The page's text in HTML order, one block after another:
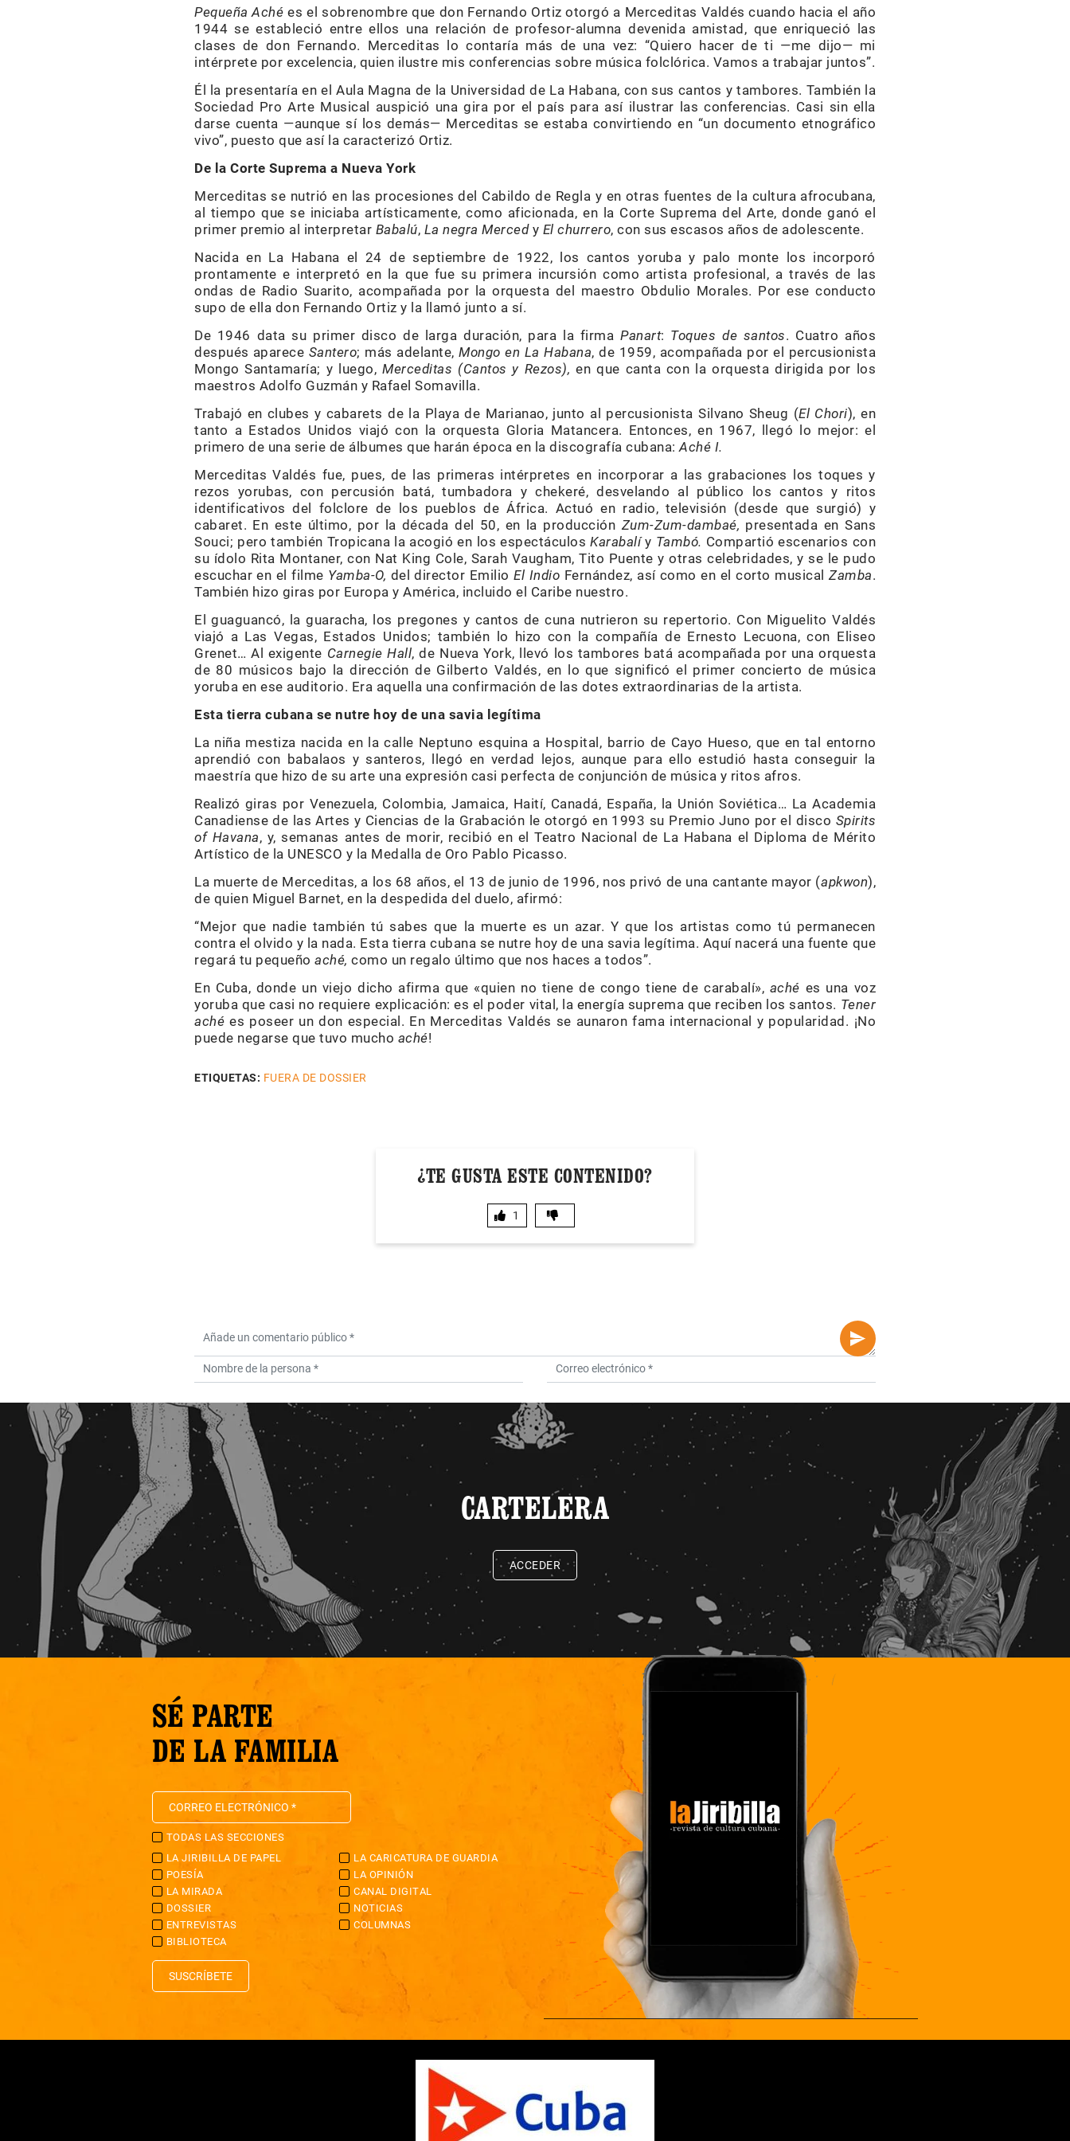
Pequeña Aché es el sobrenombre que don Fernando Ortiz otorgó a Merceditas Valdés cuando hacia el año
1944 se estableció entre ellos una relación de profesor-alumna devenida amistad, que enriqueció las
clases de don Fernando. Merceditas lo contaría más de una vez: “Quiero hacer de ti —me dijo— mi
intérprete por excelencia, quien ilustre mis conferencias sobre música folclórica. Vamos a trabajar juntos”.
Él la presentaría en el Aula Magna de la Universidad de La Habana, con sus cantos y tambores. También la
Sociedad Pro Arte Musical auspició una gira por el país para así ilustrar las conferencias. Casi sin ella
darse cuenta —aunque sí los demás— Merceditas se estaba convirtiendo en “un documento etnográfico
vivo”, puesto que así la caracterizó Ortiz.
De la Corte Suprema a Nueva York
Merceditas se nutrió en las procesiones del Cabildo de Regla y en otras fuentes de la cultura afrocubana,
al tiempo que se iniciaba artísticamente, como aficionada, en la Corte Suprema del Arte, donde ganó el
primer premio al interpretar Babalú, La negra Merced y El churrero, con sus escasos años de adolescente.
Nacida en La Habana el 24 de septiembre de 1922, los cantos yoruba y palo monte los incorporó
prontamente e interpretó en la que fue su primera incursión como artista profesional, a través de las
ondas de Radio Suarito, acompañada por la orquesta del maestro Obdulio Morales. Por ese conducto
supo de ella don Fernando Ortiz y la llamó junto a sí.
De 1946 data su primer disco de larga duración, para la firmaPanart: Toques de santos. Cuatro años
después aparece Santero; más adelante,Mongo en La Habana, de 1959, acompañada por el percusionista
Mongo Santamaría; y luego,Merceditas (Cantos y Rezos),en que canta con la orquesta dirigida por los
maestros Adolfo Guzmán y Rafael Somavilla.
Trabajó en clubes y cabarets de la Playa de Marianao, junto al percusionista Silvano Sheug (El Chori), en
tanto a Estados Unidos viajó con la orquesta Gloria Matancera. Entonces, en 1967, llegó lo mejor: el
primero de una serie de álbumes que harán época en la discografía cubana:Aché I.
Merceditas Valdés fue, pues, de las primeras intérpretes en incorporar a las grabaciones los toques y
rezos yorubas, con percusión batá, tumbadora y chekeré, desvelando al público los cantos y ritos
identificativos del folclore de los pueblos de África. Actuó en radio, televisión (desde que surgió) y
cabaret. En este último, por la década del 50, en la producción Zum-Zum-dambaé, presentada en Sans
Souci; pero también Tropicana la acogió en los espectáculosKarabalíy Tambó. Compartió escenarios con
su ídolo Rita Montaner, con Nat King Cole, Sarah Vaugham, Tito Puente y otras celebridades, y se le pudo
escuchar en el filme Yamba-O, del director EmilioEl Indio Fernández, así como en el corto musicalZamba.
También hizo giras por Europa y América, incluido el Caribe nuestro.
El guaguancó, la guaracha, los pregones y cantos de cuna nutrieron su repertorio. Con Miguelito Valdés
viajó a Las Vegas, Estados Unidos; también lo hizo con la compañía de Ernesto Lecuona, con Eliseo
Grenet… Al exigente Carnegie Hall, de Nueva York, llevó los tambores batá acompañada por una orquesta
de 80 músicos bajo la dirección de Gilberto Valdés, en lo que significó el primer concierto de música
yoruba en ese auditorio. Era aquella una confirmación de las dotes extraordinarias de la artista.
Esta tierra cubana se nutre hoy de una savia legítima
La niña mestiza nacida en la calle Neptuno esquina a Hospital, barrio de Cayo Hueso, que en tal entorno
aprendió con babalaos y santeros, llegó en verdad lejos, aunque para ello estudió hasta conseguir la
maestría que hizo de su arte una expresión casi perfecta de conjunción de música y ritos afros.
Realizó giras por Venezuela, Colombia, Jamaica, Haití, Canadá, España, la Unión Soviética… La Academia
Canadiense de las Artes y Ciencias de la Grabación le otorgó en 1993 su Premio Juno por el disco Spirits
of Havana, y, semanas antes de morir, recibió en el Teatro Nacional de La Habana el Diploma de Mérito
Artístico de la UNESCO y la Medalla de Oro Pablo Picasso.
La muerte de Merceditas, a los 68 años, el 13 de junio de 1996, nos privó de una cantante mayor (apkwon),
de quien Miguel Barnet, en la despedida del duelo, afirmó:
“Mejor que nadie también tú sabes que la muerte es un azar. Y que los artistas como tú permanecen
contra el olvido y la nada. Esta tierra cubana se nutre hoy de una savia legítima. Aquí nacerá una fuente que
regará tu pequeño aché, como un regalo último que nos haces a todos”.
En Cuba, donde un viejo dicho afirma que «quien no tiene de congo tiene de carabalí», aché es una voz
yoruba que casi no requiere explicación: es el poder vital, la energía suprema que reciben los santos. Tener
achées poseer un don especial. En Merceditas Valdés se aunaron fama internacional y popularidad. ¡No
puede negarse que tuvo mucho aché!
ETIQUETAS: FUERA DE DOSSIER
¿TE GUSTA ESTE CONTENIDO?
1
CARTELERA
ACCEDER
SÉ PARTE
DE LA FAMILIA
TODAS LAS SECCIONES
LA JIRIBILLA DE PAPEL
LA CARICATURA DE GUARDIA
POESÍA
LA OPINIÓN
LA MIRADA
CANAL DIGITAL
DOSSIER
NOTICIAS
ENTREVISTAS
COLUMNAS
BIBLIOTECA
SUSCRÍBETE